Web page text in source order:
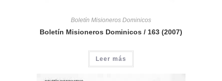
Boletín Misioneros Dominicos
Boletín Misioneros Dominicos / 163 (2007)
Leer más